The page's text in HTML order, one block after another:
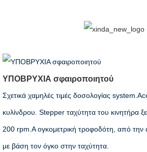
ΥΠΟΒΡΥΧΙΑ σφαιροποιητού
Σχετικά χαμηλές τιμές δοσολογίας
κυλίνδρου. Stepper ταχύτητα του κινητήρα
200 rpm.A ογκομετρική τροφοδότη, από την
με βάση τον όγκο στην ταχύτητα.